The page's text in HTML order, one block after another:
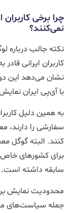
چرا برخی
نمی‌کنند؟
نکته جالب درباره
کاربران ایرانی
نشان می‌دهد این
با آی‌پی ایران
به همین دلیل
سفارشی را دارند،
کنند. البته گوگل
برای کشورهای
سابقه داشته است.
محدودیت نمایش
جمله سیاست‌های